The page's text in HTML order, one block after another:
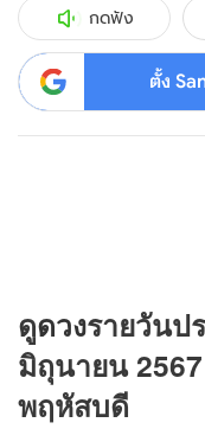
กดฟัง
ตั้ง
ดูดวงรายวันป
มิถุนายน
พฤหัสบดี